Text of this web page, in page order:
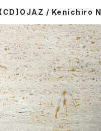
【CD】OJAZ / Kenichiro Nishiha
shop